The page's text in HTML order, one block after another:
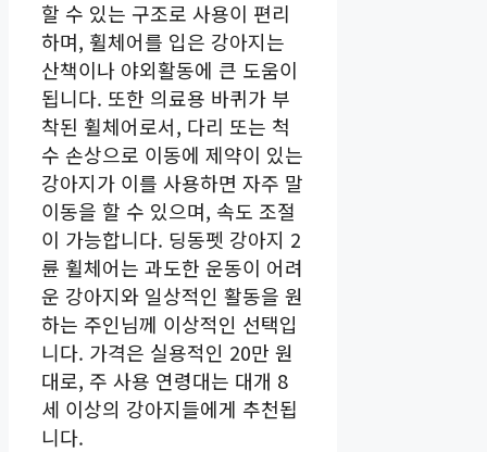
할 수 있는 구조로 사용이 편리
하며, 휠체어를 입은 강아지는
산책이나 야외활동에 큰 도움이
됩니다. 또한 의료용 바퀴가 부
착된 휠체어로서, 다리 또는 척
수 손상으로 이동에 제약이 있는
강아지가 이를 사용하면 자주 말
이동을 할 수 있으며, 속도 조절
이 가능합니다. 딩동펫 강아지 2
륜 휠체어는 과도한 운동이 어려
운 강아지와 일상적인 활동을 원
하는 주인님께 이상적인 선택입
니다. 가격은 실용적인 20만 원
대로, 주 사용 연령대는 대개 8
세 이상의 강아지들에게 추천됩
니다.